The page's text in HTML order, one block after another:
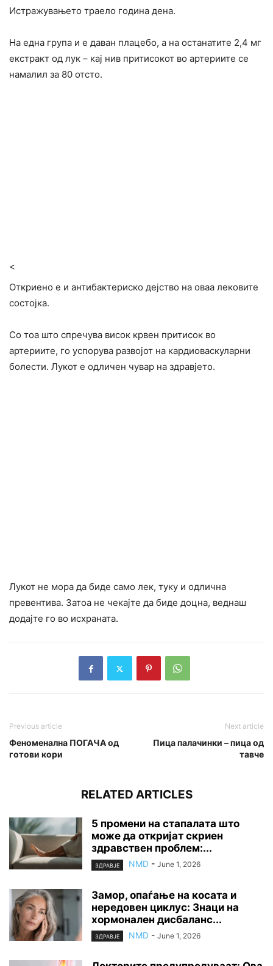
Истражувањето траело година дена.
На една група и е даван плацебо, а на останатите 2,4 мг
екстракт од лук – кај нив притисокот во артериите се
намалил за 80 отсто.
<
Откриено е и антибактериско дејство на оваа лековите
состојка.
Со тоа што спречува висок крвен притисок во
артериите, го успорува развојот на кардиоваскуларни
болести. Лукот е одличен чувар на здравјето.
Лукот не мора да биде само лек, туку и одлична
превентива. Затоа не чекајте да биде доцна, веднаш
додајте го во исхраната.
Previous article
Феноменална ПОГАЧА од
готови кори
Next article
Пица палачинки – пица од
тавче
RELATED ARTICLES
5 промени на стапалата што
може да откријат скриен
здравствен проблем:...
ЗДРАВЈЕ NMD - June 1, 2026
Замор, опаѓање на косата и
нередовен циклус: Знаци на
хормонален дисбаланс...
ЗДРАВЈЕ NMD - June 1, 2026